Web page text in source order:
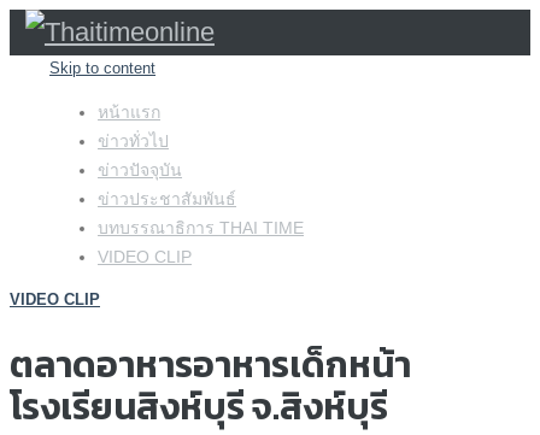
Skip to content
หน้าแรก
ข่าวทั่วไป
ข่าวปัจจุบัน
ข่าวประชาสัมพันธ์
บทบรรณาธิการ THAI TIME
VIDEO CLIP
VIDEO CLIP
ตลาดอาหารอาหารเด็กหน้า
โรงเรียนสิงห์บุรี จ.สิงห์บุรี